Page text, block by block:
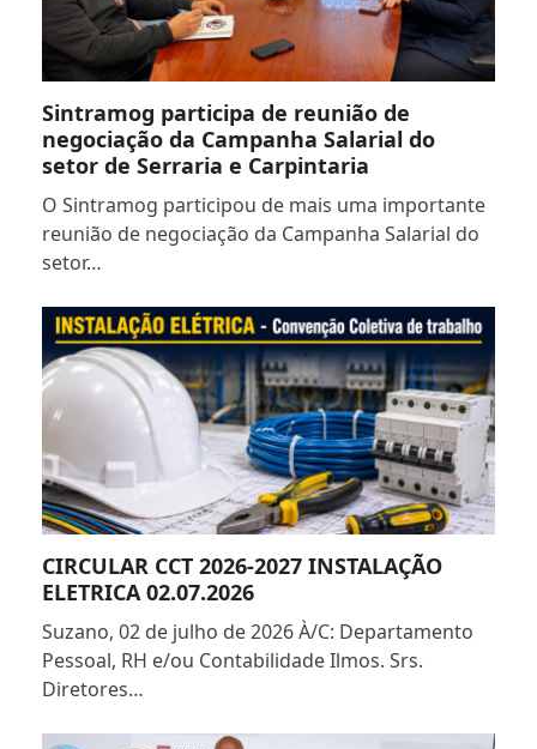
Sintramog participa de reunião de
negociação da Campanha Salarial do
setor de Serraria e Carpintaria
O Sintramog participou de mais uma importante
reunião de negociação da Campanha Salarial do
setor…
CIRCULAR CCT 2026-2027 INSTALAÇÃO
ELETRICA 02.07.2026
Suzano, 02 de julho de 2026 À/C: Departamento
Pessoal, RH e/ou Contabilidade Ilmos. Srs.
Diretores…